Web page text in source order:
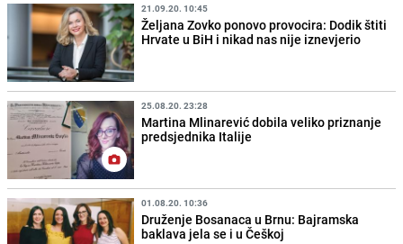
21.09.20. 10:45
Željana Zovko ponovo provocira: Dodik štiti
Hrvate u BiH i nikad nas nije iznevjerio
25.08.20. 23:28
Martina Mlinarević dobila veliko priznanje
predsjednika Italije
01.08.20. 10:36
Druženje Bosanaca u Brnu: Bajramska
baklava jela se i u Češkoj